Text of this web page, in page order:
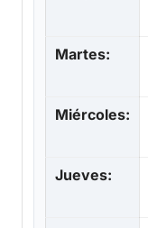
Martes:
Miércoles:
Jueves: